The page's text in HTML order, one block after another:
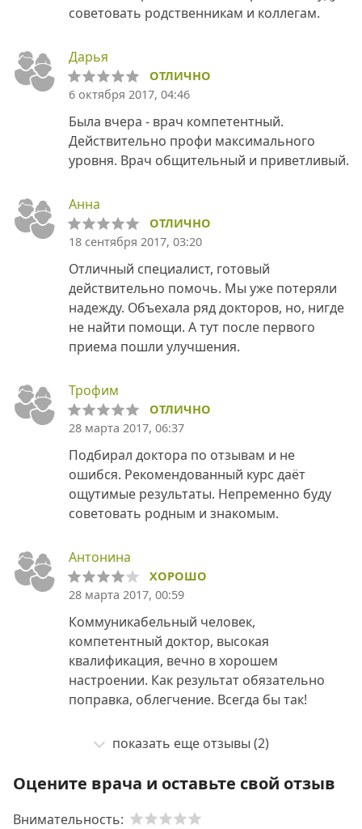
советовать родственникам и коллегам.
Дарья
ОТЛИЧНО
6 октября 2017, 04:46
Была вчера - врач компетентный.
Действительно профи максимального
уровня. Врач общительный и приветливый.
Анна
ОТЛИЧНО
18 сентября 2017, 03:20
Отличный специалист, готовый
действительно помочь. Мы уже потеряли
надежду. Объехала ряд докторов, но, нигде
не найти помощи. А тут после первого
приема пошли улучшения.
Трофим
ОТЛИЧНО
28 марта 2017, 06:37
Подбирал доктора по отзывам и не
ошибся. Рекомендованный курс даёт
ощутимые результаты. Непременно буду
советовать родным и знакомым.
Антонина
ХОРОШО
28 марта 2017, 00:59
Коммуникабельный человек,
компетентный доктор, высокая
квалификация, вечно в хорошем
настроении. Как результат обязательно
поправка, облегчение. Всегда бы так!
показать еще отзывы (2)
Оцените врача и оставьте свой отзыв
Внимательность: